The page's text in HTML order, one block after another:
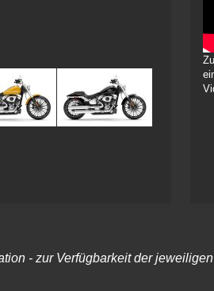
- zur Verfügbarkeit der